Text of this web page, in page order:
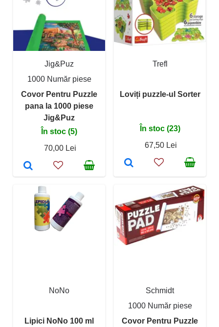
Jig&Puz
1000 Număr piese
Covor Pentru Puzzle
pana la 1000 piese
Jig&Puz
În stoc (5)
70,00 Lei
Trefl
Loviți puzzle-ul Sorter
În stoc (23)
67,50 Lei
NoNo
Lipici NoNo 100 ml
Schmidt
1000 Număr piese
Covor Pentru Puzzle